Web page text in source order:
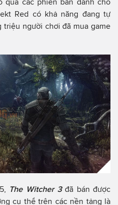
Red có khả năng đang tự
triệu người chơi đã mua game
The Witcher 3 đã bán được
cụ thể trên các nền tảng là